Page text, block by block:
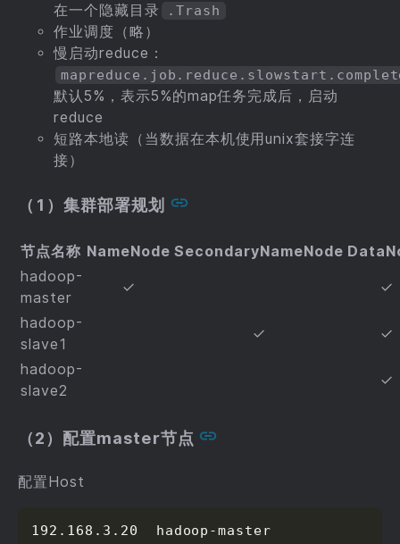
在一个隐藏目录
.Trash
作业调度（略）
慢启动reduce：
默认5%，表示5%的map任务完成后，启动
reduce
短路本地读（当数据在本机使用unix套接字连
接）
（1）集群部署规划
节点名称 NameNode SecondaryNameNode
hadoop-
master
✓ ✓
hadoop-
slave1
✓ ✓
hadoop-
slave2
✓
（2）配置master节点
配置Host
192.168.3.20  hadoop-master